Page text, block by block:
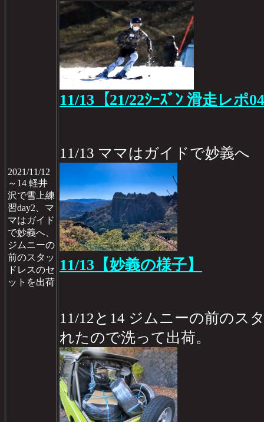
2021/11/12
～14 軽井
沢で雪上練
習day2、マ
マはガイド
で妙義へ、
ジムニーの
前のスタッ
ドレスのセ
ットを出荷
11/13【21/22ｼｰｽﾞﾝ 滑走レポ
11/13 ママはガイドで妙義へ
11/13【妙義の様子】
11/12と14 ジムニーの前のス
れたので洗って出荷。